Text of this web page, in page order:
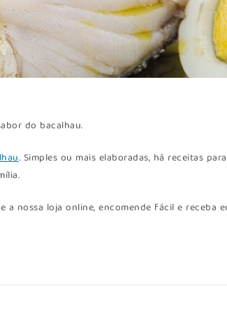
do bacalhau.
. Simples ou mais elaboradas, há receitas para
a nossa loja online, encomende fácil e receba